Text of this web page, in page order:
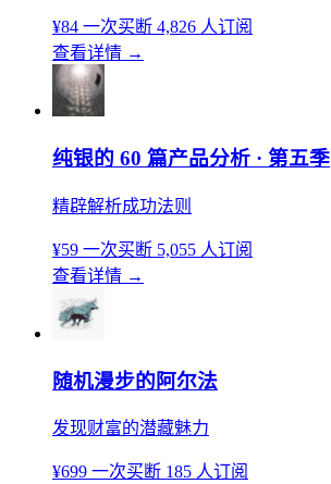
¥84 一次买断 4,826 人订阅
查看详情 →
纯银的 60 篇产品分析 · 第五季
精辟解析成功法则
¥59 一次买断 5,055 人订阅
查看详情 →
随机漫步的阿尔法
发现财富的潜藏魅力
¥699 一次买断 185 人订阅